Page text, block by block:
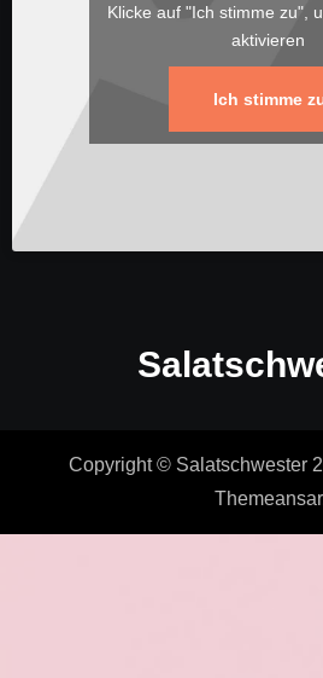
Klicke auf "Ich stimme zu",
aktivieren
Ich stimme
Copyright © Salatschwester
Themeansar